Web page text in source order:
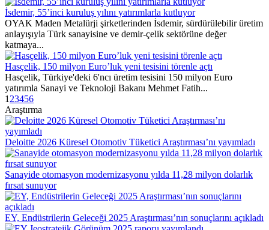
İsdemir, 55’inci kuruluş yılını yatırımlarla kutluyor
OYAK Maden Metalürji şirketlerinden İsdemir, sürdürülebilir üretim
anlayışıyla Türk sanayisine ve demir-çelik sektörüne değer
katmaya...
Hasçelik, 150 milyon Euro’luk yeni tesisini törenle açtı
Hasçelik, Türkiye'deki 6'ncı üretim tesisini 150 milyon Euro
yatırımla Sanayi ve Teknoloji Bakanı Mehmet Fatih...
1 23456
Araştırma
Deloitte 2026 Küresel Otomotiv Tüketici Araştırması’nı yayımladı
Sanayide otomasyon modernizasyonu yılda 11,28 milyon dolarlık
fırsat sunuyor
EY, Endüstrilerin Geleceği 2025 Araştırması’nın sonuçlarını açıkladı